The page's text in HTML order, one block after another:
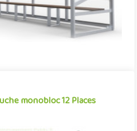
monobloc 12 Places